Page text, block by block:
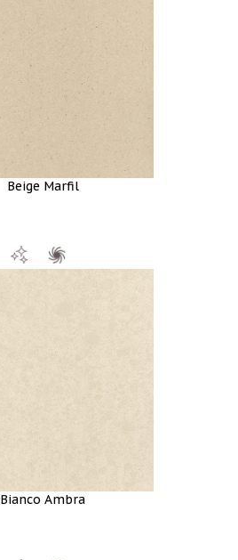
Beige Marfil
Bianco Ambra